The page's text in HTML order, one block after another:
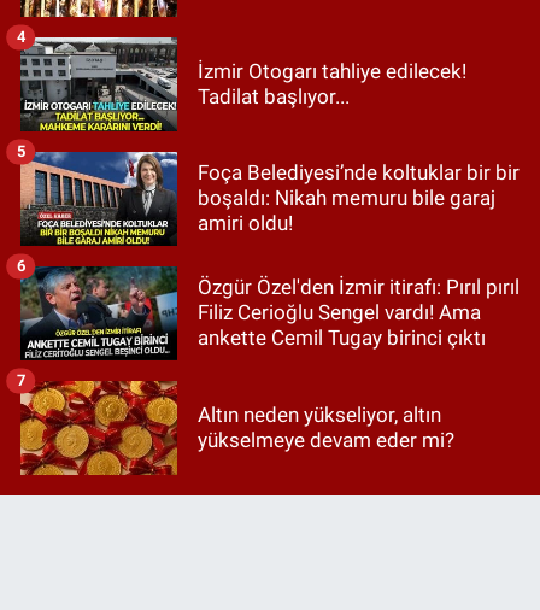
İzmir Otogarı tahliye edilecek!
Tadilat başlıyor...
4
Foça Belediyesi’nde koltuklar bir bir
boşaldı: Nikah memuru bile garaj
amiri oldu!
5
Özgür Özel'den İzmir itirafı: Pırıl pırıl
Filiz Cerioğlu Sengel vardı! Ama
ankette Cemil Tugay birinci çıktı
6
Altın neden yükseliyor, altın
yükselmeye devam eder mi?
7